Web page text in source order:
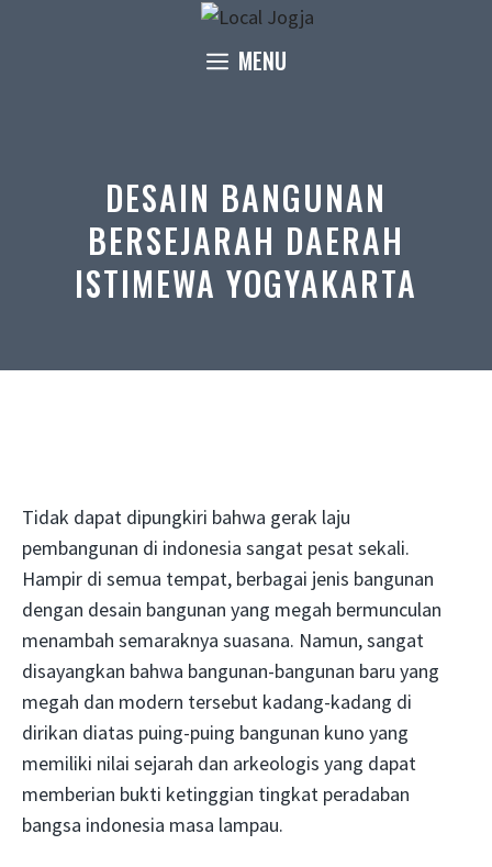
MENU
DESAIN BANGUNAN
BERSEJARAH DAERAH
ISTIMEWA YOGYAKARTA
Tidak dapat dipungkiri bahwa gerak laju
pembangunan di indonesia sangat pesat sekali.
Hampir di semua tempat, berbagai jenis bangunan
dengan desain bangunan yang megah bermunculan
menambah semaraknya suasana. Namun, sangat
disayangkan bahwa bangunan-bangunan baru yang
megah dan modern tersebut kadang-kadang di
dirikan diatas puing-puing bangunan kuno yang
memiliki nilai sejarah dan arkeologis yang dapat
memberian bukti ketinggian tingkat peradaban
bangsa indonesia masa lampau.